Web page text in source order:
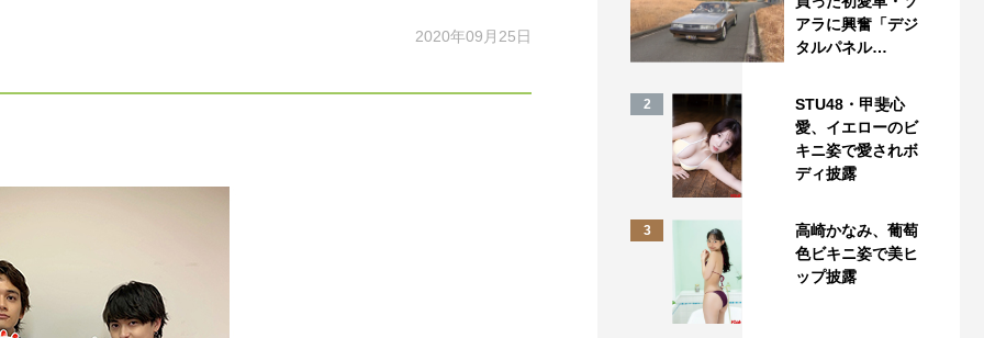
2020年09月25日
アラに興奮「デジ
タルパネル…
2
STU48・甲斐心
愛、イエローのビ
キニ姿で愛されボ
ディ披露
3
高崎かなみ、葡萄
色ビキニ姿で美ヒ
ップ披露